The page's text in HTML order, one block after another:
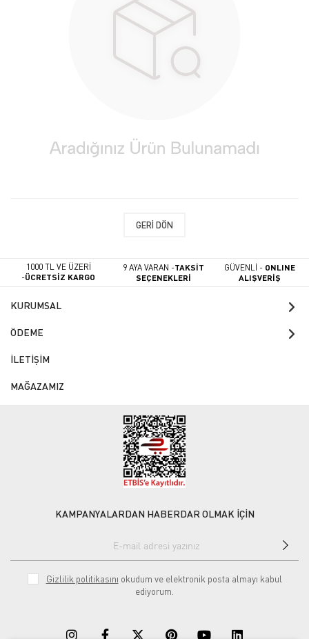
GERI DÖN
1000 TL VE ÜZERİ
-ÜCRETSİZ KARGO
9 AYA VARAN -TAKSİT
SEÇENEKLERİ
GÜVENLİ - ONLINE
ALIŞVERİŞ
KURUMSAL
ÖDEME
İLETİŞİM
MAĞAZAMIZ
KAMPANYALARDAN HABERDAR OLMAK İÇİN
Gizlilik politikasını okudum ve elektronik posta almayı kabul
ediyorum.